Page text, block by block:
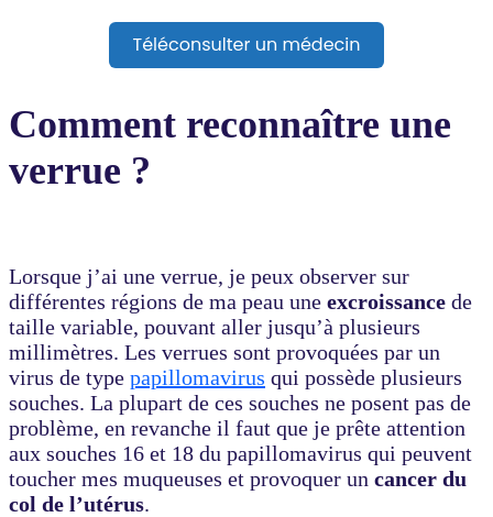
Comment reconnaître une
verrue ?
Lorsque j’ai une verrue, je peux observer sur
différentes régions de ma peau une excroissance de
taille variable, pouvant aller jusqu’à plusieurs
millimètres. Les verrues sont provoquées par un
virus de type papillomavirus qui possède plusieurs
souches. La plupart de ces souches ne posent pas de
problème, en revanche il faut que je prête attention
aux souches 16 et 18 du papillomavirus qui peuvent
toucher mes muqueuses et provoquer un cancer du
col de l’utérus.